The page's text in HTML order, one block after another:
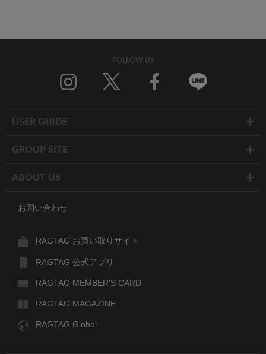
FOLLOW US
USER GUIDE
GROUP SITE
ABOUT US
お問い合わせ
RAGTAG お買い取りサイト
RAGTAG 公式アプリ
RAGTAG MEMBER'S CARD
RAGTAG MAGAZINE
RAGTAG Global